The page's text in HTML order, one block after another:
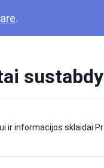
.
informacijos sklaidai